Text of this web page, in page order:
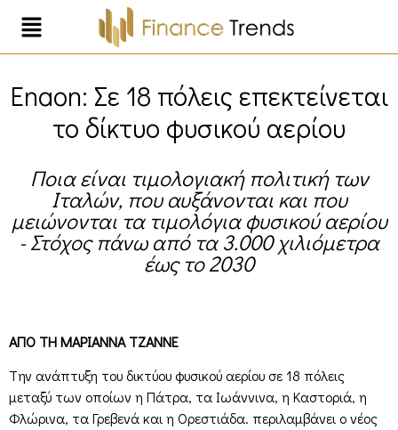
Enaon: Σε 18 πόλεις επεκτείνεται
το δίκτυο φυσικού αερίου
Ποια είναι τιμολογιακή πολιτική των
Ιταλών, που αυξάνονται και που
μειώνονται τα τιμολόγια φυσικού αερίου
- Στόχος πάνω από τα 3.000 χιλιόμετρα
έως το 2030
ΑΠΟ ΤΗ ΜΑΡΙΑΝΝΑ ΤΖΑΝΝΕ
Tην ανάπτυξη του δικτύου φυσικού αερίου σε 18 πόλεις
μεταξύ των οποίων η Πάτρα, τα Ιωάννινα, η Καστοριά, η
Φλώρινα, τα Γρεβενά και η Ορεστιάδα. περιλαμβάνει ο νέος